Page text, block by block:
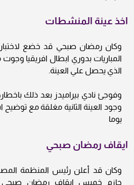
اخذ عينة المنشطات
وكان رمضان صبحي قد خضع
المباريات بدوري ابطال افريقيا
الذي يحصل علي العينة.
وفوجئ نادي بيراميدز بعد ذلك
يوما
ايقاف رمضان صبحي
وكان قد أعلن رئيس المنظمة
حازم خميس إيقاف رمضان صبحي